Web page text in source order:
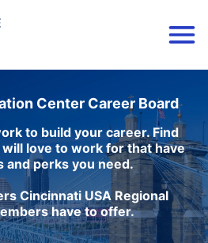
Center Career Board
to build your career. Find
love to work for that have
and perks you need.
Cincinnati USA Regional
have to offer.